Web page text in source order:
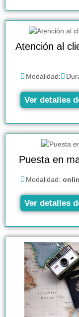
Atención al
Modalidad:
Ver detalles
Puesta en
Modalidad:
Ver detalles